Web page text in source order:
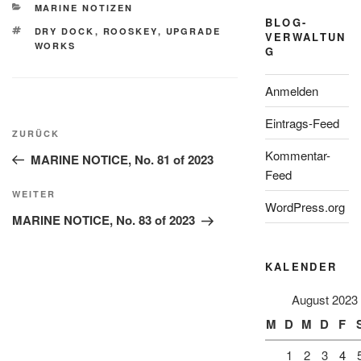
KATEGORIEN
MARINE NOTIZEN
SCHLAGWÖRTER
DRY DOCK , ROOSKEY, UPGRADE
WORKS
Beitragsnavigation
Vorheriger
Beitrag
ZURÜCK
MARINE NOTICE, No. 81 of 2023
Nächster
Beitrag
WEITER
MARINE NOTICE, No. 83 of 2023
BLOG-
VERWALTUN
G
Anmelden
Eintrags-Feed
Kommentar-
Feed
WordPress.org
KALENDER
August 2023
M D M D F
1 2 3 4